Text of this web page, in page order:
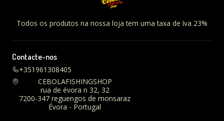
Todos os produtos na nossa loja tem uma taxa de Iva 23%
Contacte-nos
+351961308405
CEBOLAFISHINGSHOP
rua de évora n 32, 32
7200-347 reguengos de monsaraz
Évora - Portugal